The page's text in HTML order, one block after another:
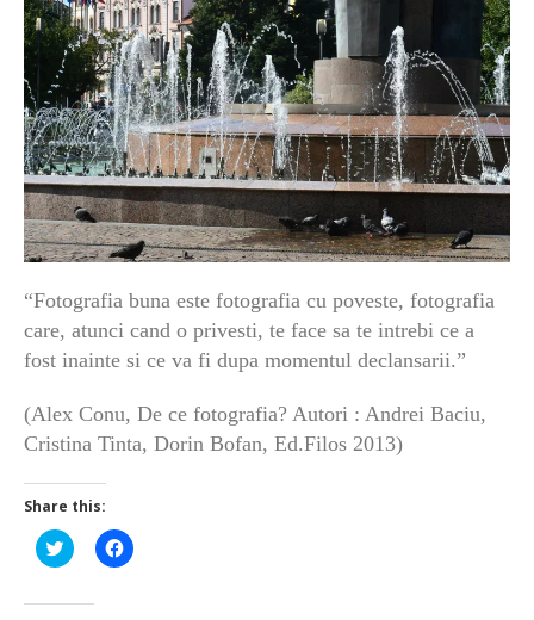
“Fotografia buna este fotografia cu poveste, fotografia
care, atunci cand o privesti, te face sa te intrebi ce a
fost inainte si ce va fi dupa momentul declansarii.”
(Alex Conu, De ce fotografia? Autori : Andrei Baciu,
Cristina Tinta, Dorin Bofan, Ed.Filos 2013)
Share this:
Click
to
Twitter
Click
to